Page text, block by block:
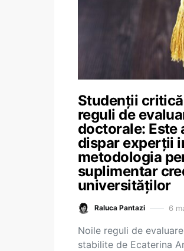
Studenții
reguli de
doctorale: Este
dispar experții
metodologia
suplimentar
universităților
Raluca Pantazi 6
Noile reguli de
stabilite de Ecaterina